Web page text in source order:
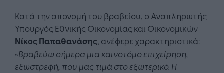
Κατά την απονομή του βραβείου, ο Αναπληρωτής
Υπουργός Εθνικής Οικονομίας και Οικονομικών
Νίκος Παπαθανάσης, ανέφερε χαρακτηριστικά:
«Βραβεύω σήμερα μια καινοτόμο επιχείρηση,
εξωστρεφή, που μας τιμά στο εξωτερικό. Η